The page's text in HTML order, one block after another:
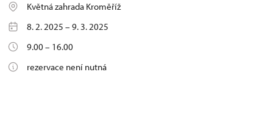
Květná zahrada Kroměříž
8. 2. 2025 – 9. 3. 2025
9.00 – 16.00
rezervace není nutná